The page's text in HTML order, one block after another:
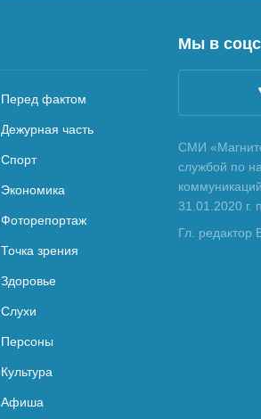
Перед фактом
Дежурная часть
Спорт
Экономика
Фоторепортаж
Точка зрения
Здоровье
Слухи
Персоны
Культура
Афиша
Мы в
СМИ
службой по
31.01.2020 г.
Гл. редактор